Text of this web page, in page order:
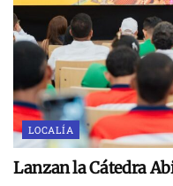
LOCALÍA
Lanzan la Cátedra